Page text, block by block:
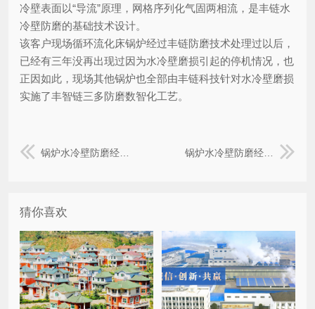
冷壁表面以“导流”原理，网格序列化气固两相流，是丰链水
冷壁防磨的基础技术设计。
该客户现场循环流化床锅炉经过丰链防磨技术处理过以后，
已经有三年没再出现过因为水冷壁磨损引起的停机情况，也
正因如此，现场其他锅炉也全部由丰链科技针对水冷壁磨损
实施了丰智链三多防磨数智化工艺。
锅炉水冷壁防磨经纬网格栅业绩案例:陕西煤业化工集团神木某公司 锅炉水冷壁防磨经纬网格栅业绩案例:山西介休某热电厂企业
猜你喜欢